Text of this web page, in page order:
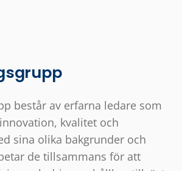
består av erfarna ledare som
kvalitet och
sina olika bakgrunder och
de tillsammans för att